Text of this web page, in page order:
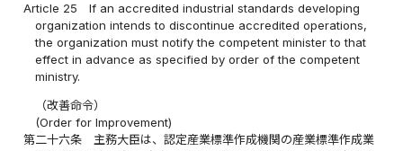
Article 25
If an accredited industrial standards developing
organization intends to discontinue accredited operations,
the organization must notify the competent minister to that
effect in advance as specified by order of the competent
ministry.
（改善命令）
(Order for Improvement)
第二十六条
主務大臣は、認定産業標準作成機関の産業標準作成業